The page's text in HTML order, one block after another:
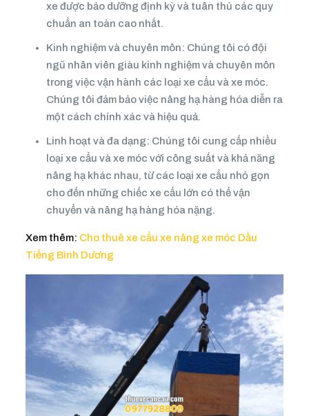
xe được bảo dưỡng định kỳ và tuân thủ các quy
chuẩn an toàn cao nhất.
Kinh nghiệm và chuyên môn: Chúng tôi có đội
ngũ nhân viên giàu kinh nghiệm và chuyên môn
trong việc vận hành các loại xe cẩu và xe móc.
Chúng tôi đảm bảo việc nâng hạ hàng hóa diễn ra
một cách chính xác và hiệu quả.
Linh hoạt và đa dạng: Chúng tôi cung cấp nhiều
loại xe cẩu và xe móc với công suất và khả năng
nâng hạ khác nhau, từ các loại xe cẩu nhỏ gọn
cho đến những chiếc xe cẩu lớn có thể vận
chuyển và nâng hạ hàng hóa nặng.
Xem thêm: Cho thuê xe cẩu xe nâng xe móc Dầu
Tiếng Bình Dương